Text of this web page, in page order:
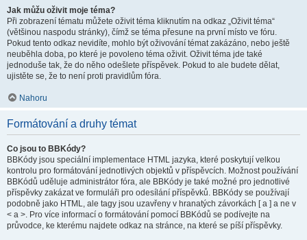
Jak můžu oživit moje téma?
Při zobrazení tématu můžete oživit téma kliknutím na odkaz „Oživit téma“
(většinou naspodu stránky), čímž se téma přesune na první místo ve fóru.
Pokud tento odkaz nevidíte, mohlo být oživování témat zakázáno, nebo ještě
neuběhla doba, po které je povoleno téma oživit. Oživit téma jde také
jednoduše tak, že do něho odešlete příspěvek. Pokud to ale budete dělat,
ujistěte se, že to není proti pravidlům fóra.
Nahoru
Formátování a druhy témat
Co jsou to BBKódy?
BBKódy jsou speciální implementace HTML jazyka, které poskytují velkou
kontrolu pro formátování jednotlivých objektů v příspěvcích. Možnost používání
BBKódů uděluje administrátor fóra, ale BBKódy je také možné pro jednotlivé
příspěvky zakázat ve formuláři pro odesílání příspěvků. BBKódy se používají
podobně jako HTML, ale tagy jsou uzavřeny v hranatých závorkách [ a ] a ne v
< a >. Pro více informací o formátování pomocí BBKódů se podívejte na
průvodce, ke kterému najdete odkaz na stránce, na které se píší příspěvky.